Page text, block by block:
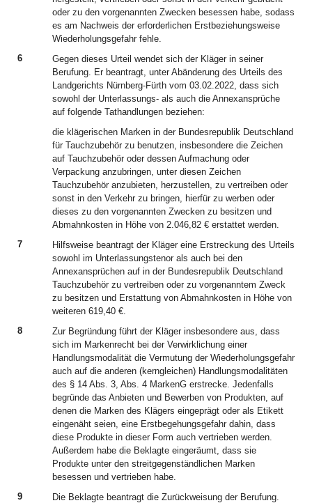
oder zu den vorgenannten Zwecken besessen habe, sodass
es am Nachweis der erforderlichen Erstbeziehungsweise
Wiederholungsgefahr fehle.
6
Gegen dieses Urteil wendet sich der Kläger in seiner
Berufung. Er beantragt, unter Abänderung des Urteils des
Landgerichts Nürnberg-Fürth vom 03.02.2022, dass sich
sowohl der Unterlassungs- als auch die Annexansprüche
auf folgende Tathandlungen beziehen:
die klägerischen Marken in der Bundesrepublik Deutschland
für Tauchzubehör zu benutzen, insbesondere die Zeichen
auf Tauchzubehör oder dessen Aufmachung oder
Verpackung anzubringen, unter diesen Zeichen
Tauchzubehör anzubieten, herzustellen, zu vertreiben oder
sonst in den Verkehr zu bringen, hierfür zu werben oder
dieses zu den vorgenannten Zwecken zu besitzen und
Abmahnkosten in Höhe von 2.046,82 € erstattet werden.
7
Hilfsweise beantragt der Kläger eine Erstreckung des Urteils
sowohl im Unterlassungstenor als auch bei den
Annexansprüchen auf in der Bundesrepublik Deutschland
Tauchzubehör zu vertreiben oder zu vorgenanntem Zweck
zu besitzen und Erstattung von Abmahnkosten in Höhe von
weiteren 619,40 €.
8
Zur Begründung führt der Kläger insbesondere aus, dass
sich im Markenrecht bei der Verwirklichung einer
Handlungsmodalität die Vermutung der Wiederholungsgefahr
auch auf die anderen (kerngleichen) Handlungsmodalitäten
des § 14 Abs. 3, Abs. 4 MarkenG erstrecke. Jedenfalls
begründe das Anbieten und Bewerben von Produkten, auf
denen die Marken des Klägers eingeprägt oder als Etikett
eingenäht seien, eine Erstbegehungsgefahr dahin, dass
diese Produkte in dieser Form auch vertrieben werden.
Außerdem habe die Beklagte eingeräumt, dass sie
Produkte unter den streitgegenständlichen Marken
besessen und vertrieben habe.
9
Die Beklagte beantragt die Zurückweisung der Berufung.